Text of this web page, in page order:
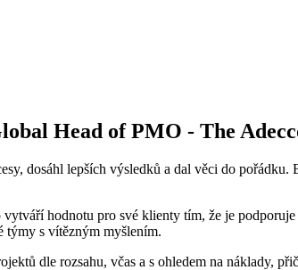
Head of PMO - The
dosáhl lepších výsledků a dal věci do
hodnotu pro své klienty tím, že je
týmy s vítězným myšlením.
dle rozsahu, včas a s ohledem na náklady,